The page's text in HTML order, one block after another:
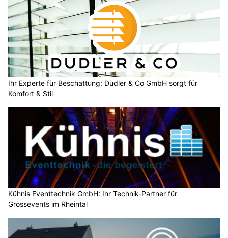
Ihr Experte für Beschattung: Dudler & Co GmbH sorgt für
Komfort & Stil
Kühnis Eventtechnik GmbH: Ihr Technik-Partner für
Grossevents im Rheintal